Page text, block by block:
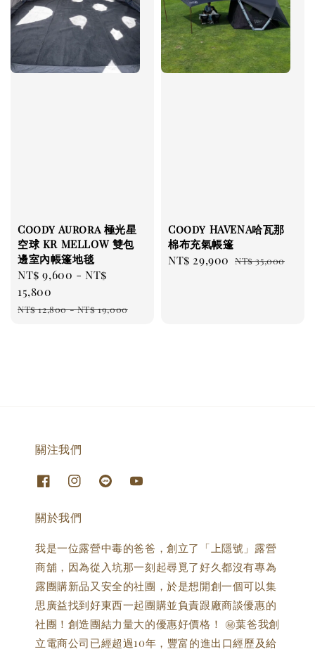
Coody Aurora 極光星
空球 KR MELLOW 雙包
邊室內帳篷地毯
Sale
price
NT$ 9,600 -NT$
15,800
Regular
NT$ 12,800-NT$ 19,000
Coody HAVENA哈瓦那
棉布充氣帳篷
Sale
NT$ 29,900 Regular
NT$ 35,000
關注我們
關於我們
我是一位露營中毒的爸爸，創立了「上隱號」露營
商舖，因為從入坑那一刻起尋覓了好久都沒有專為
露團購新品又安全的社團，於是想開創一個可以集
思廣益找到好東西一起團購並負責跟廠商談優惠的
社團！創造團結力量大的優惠好價格！ ㊙️葉爸我創
立電商公司已經超過10年，豐富的進出口經歷及給